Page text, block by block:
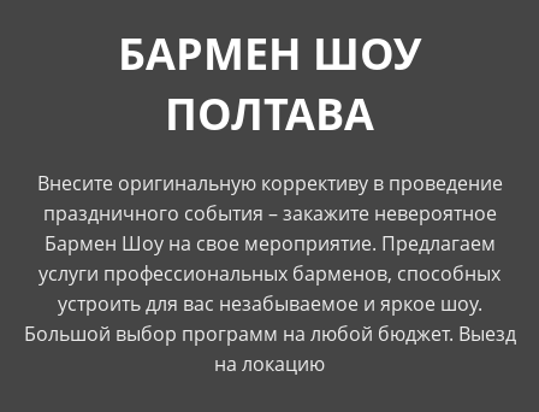
БАРМЕН ШОУ
ПОЛТАВА
Внесите оригинальную коррективу в проведение
праздничного события – закажите невероятное
Бармен Шоу на свое мероприятие. Предлагаем
услуги профессиональных барменов, способных
устроить для вас незабываемое и яркое шоу.
Большой выбор программ на любой бюджет. Выезд
на локацию